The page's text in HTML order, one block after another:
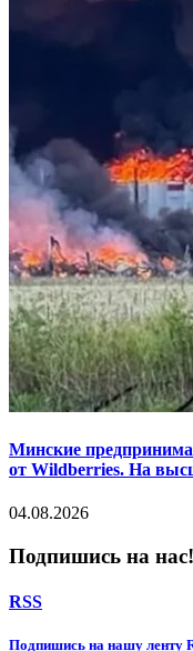
Минские
от Wildberries. На
04.08.2026
Подпишись на нас!
RSS
Подпишиcь на нашу ленту